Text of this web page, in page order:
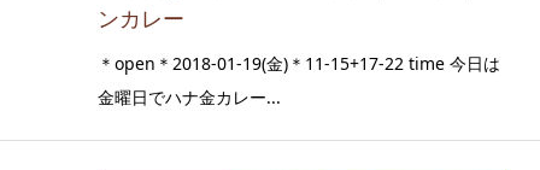
ンカレー
＊open＊2018-01-19(金)＊11-15+17-22 time 今日は
金曜日でハナ金カレー...